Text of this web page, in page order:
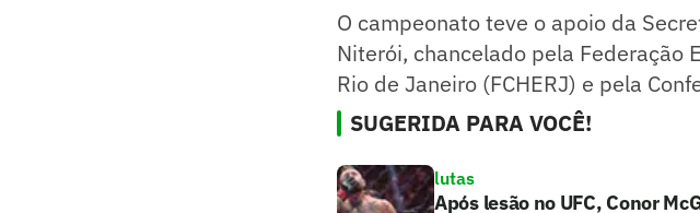
O campeonato teve o apoio da
Niterói, chancelado pela Federação
Rio de Janeiro (FCHERJ) e pela
SUGERIDA PARA VOCÊ!
lutas
Após lesão no UFC, Conor